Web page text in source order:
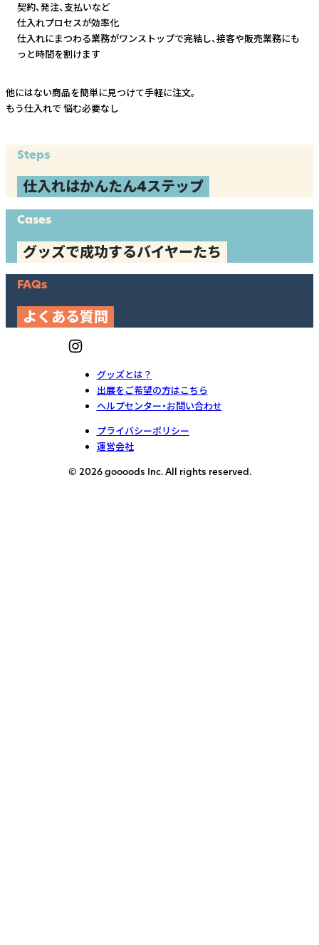
契約、発注、支払いなど
仕入れプロセスが効率化
仕入れにまつわる業務がワンストップで完結し、接客や販売業務にも
っと時間を割けます
他にはない商品を簡単に見つけて手軽に注文。
もう仕入れで 悩む必要なし
Steps
仕入れはかんたん4ステップ
Cases
グッズで成功するバイヤーたち
FAQs
よくある質問
グッズとは？
出展をご希望の方はこちら
ヘルプセンター・お問い合わせ
プライバシーポリシー
運営会社
© 2026 goooods Inc. All rights reserved.